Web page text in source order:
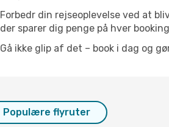
Forbedr din rejseoplevelse ved at
der sparer dig penge på hver
Gå ikke glip af det – book i dag og
Populære flyruter